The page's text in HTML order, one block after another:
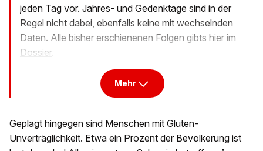
jeden Tag vor. Jahres- und Gedenktage sind in der
Regel nicht dabei, ebenfalls keine mit wechselnden
Daten. Alle bisher erschienenen Folgen gibts hier im
Dossier.
Mehr
Geplagt hingegen sind Menschen mit Gluten-
Unverträglichkeit. Etwa ein Prozent der Bevölkerung ist